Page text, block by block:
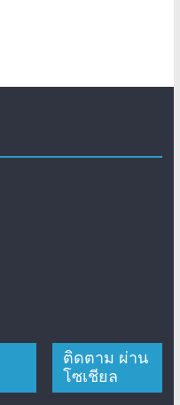
ติดตาม ผ่าน
โซเชียล